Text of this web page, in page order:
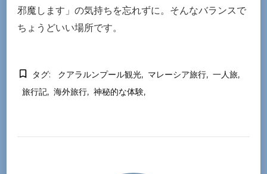
邪魔します」の気持ちを忘れずに。そんなバランスで
ちょうどいい場所です。
タグ: クアラルンプール観光 マレーシア旅行
一人旅
旅行記
海外旅行 神秘的な体験